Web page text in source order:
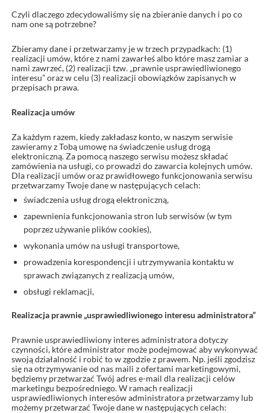
Czyli dlaczego zdecydowaliśmy się na zbieranie danych i po co
nam one są potrzebne?
Zbieramy dane i przetwarzamy je w trzech przypadkach: (1)
realizacji umów, które z nami zawarłeś albo które masz zamiar a
nami zawrzeć, (2) realizacji tzw. „prawnie usprawiedliwionego
interesu” oraz w celu (3) realizacji obowiązków zapisanych w
przepisach prawa.
Realizacja umów
Za każdym razem, kiedy zakładasz konto, w naszym serwisie
zawieramy z Tobą umowę na świadczenie usług drogą
elektroniczną. Za pomocą naszego serwisu możesz składać
zamówienia na usługi, co prowadzi do zawarcia kolejnych umów.
Dla realizacji umów oraz prawidłowego funkcjonowania serwisu
przetwarzamy Twoje dane w następujących celach:
świadczenia usług drogą elektroniczną,
zapewnienia funkcjonowania stron lub serwisów (w tym
poprzez używanie plików cookies),
wykonania umów na usługi transportowe,
prowadzenia korespondencji i utrzymywania kontaktu w
sprawach związanych z realizacją umów,
obsługi reklamacji,
Realizacja prawnie „usprawiedliwionego interesu administratora”
Prawnie usprawiedliwiony interes administratora dotyczy
czynności, które administrator może podejmować aby wykonywać
swoją działalność i robić to w zgodzie z prawem. Np. jeśli zgodzisz
się na otrzymywanie od nas maili z ofertami marketingowymi,
będziemy przetwarzać Twój adres e-mail dla realizacji celów
marketingu bezpośredniego. W ramach realizacji
usprawiedliwionych interesów administratora przetwarzamy lub
możemy przetwarzać Twoje dane w następujących celach: